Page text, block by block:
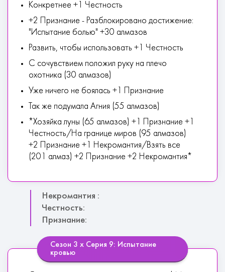
Конкретнее +1 Честность
+2 Признание - Разблокировано достижение:
"Испытание болью" +30 алмазов
Развить, чтобы использовать +1 Честность
С сочувствием положил руку на плечо
охотника (30 алмазов)
Уже ничего не боялась +1 Признание
Так же подумала Агния (55 алмазов)
*Хозяйка луны (65 алмазов) +1 Признание +1
Честность/На границе миров (95 алмазов)
+2 Признание +1 Некромантия/Взять все
(201 алмаз) +2 Признание +2 Некромантия*
Некромантия :
Честность:
Признание:
Сезон 3 х Серия 9: Испытание
кровью